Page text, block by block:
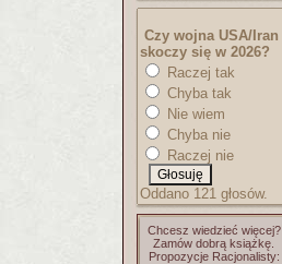
Czy wojna USA/Iran
skoczy się w 2026?
Raczej tak
Chyba tak
Nie wiem
Chyba nie
Raczej nie
Oddano 121 głosów.
Chcesz wiedzieć więcej?
Zamów dobrą książkę.
Propozycje Racjonalisty: